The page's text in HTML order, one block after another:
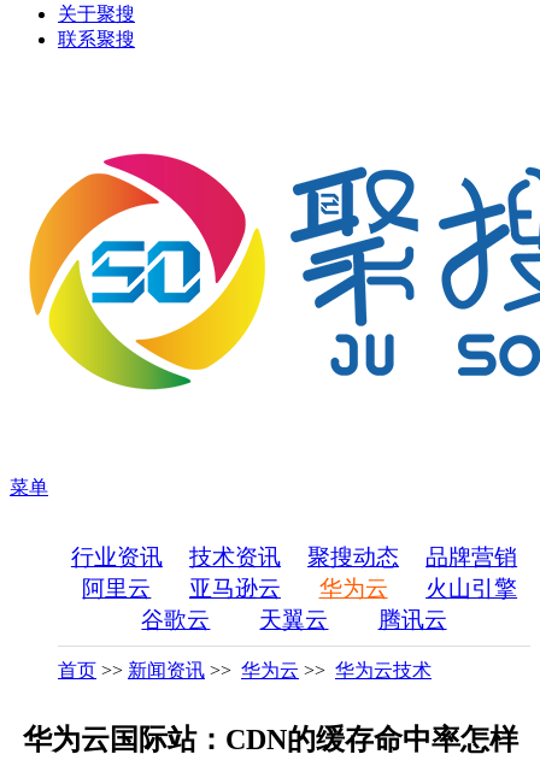
关于聚搜
联系聚搜
菜单
行业资讯 技术资讯 聚搜动态
品牌营销
阿里云
亚马逊云 华为云
火山引擎
谷歌云
天翼云 腾讯云
首页 >> 新闻资讯 >> 华为云 >> 华为云技术
华为云国际站：CDN的缓存命中率怎样